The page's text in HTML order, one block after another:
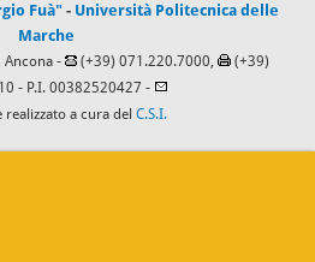
Fuà" - Università Politecnica delle
Marche
Ancona - (+39) 071.220.7000,
(+39)
- P.I. 00382520427 -
realizzato a cura del C.S.I.